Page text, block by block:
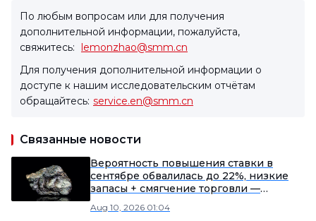
По любым вопросам или для получения
дополнительной информации, пожалуйста,
свяжитесь: lemonzhao@smm.cn
Для получения дополнительной информации о
доступе к нашим исследовательским отчётам
обращайтесь: service.en@smm.cn
Связанные новости
Вероятность повышения ставки в
сентябре обвалилась до 22%, низкие
запасы + смягчение торговли —
[Утренний обзор SMM по олову]
Aug 10, 2026 01:04